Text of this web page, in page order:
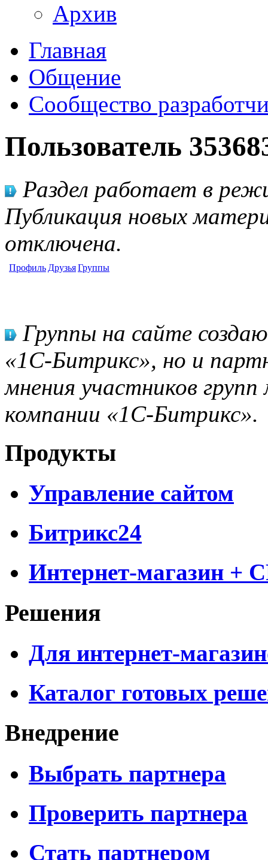
Архив
Главная
Общение
Сообщество
Пользователь
Раздел работает в
Публикация новых
отключена.
Профиль ДрузьяГруппы
Группы на сайте
«1С-Битрикс», но и
мнения участников
компании «1С-Битрикс».
Продукты
Управление сайтом
Битрикс24
Интернет-магазин +
Решения
Для интернет-
Каталог готовых
Внедрение
Выбрать партнера
Проверить партнера
Стать партнером